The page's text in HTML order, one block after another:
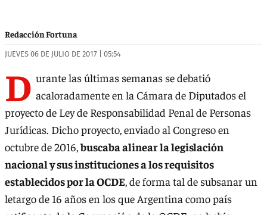
Redacción Fortuna
JUEVES 06 DE JULIO DE 2017 | 05:54
D urante las últimas semanas se debatió
acaloradamente en la Cámara de Diputados el
proyecto de Ley de Responsabilidad Penal de Personas
Jurídicas. Dicho proyecto, enviado al Congreso en
octubre de 2016,buscaba alinear la legislación
nacional y sus instituciones a los requisitos
establecidos por la OCDE, de forma tal de subsanar un
letargo de 16 años en los que Argentina como país